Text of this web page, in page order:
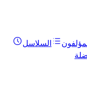
السلاسل